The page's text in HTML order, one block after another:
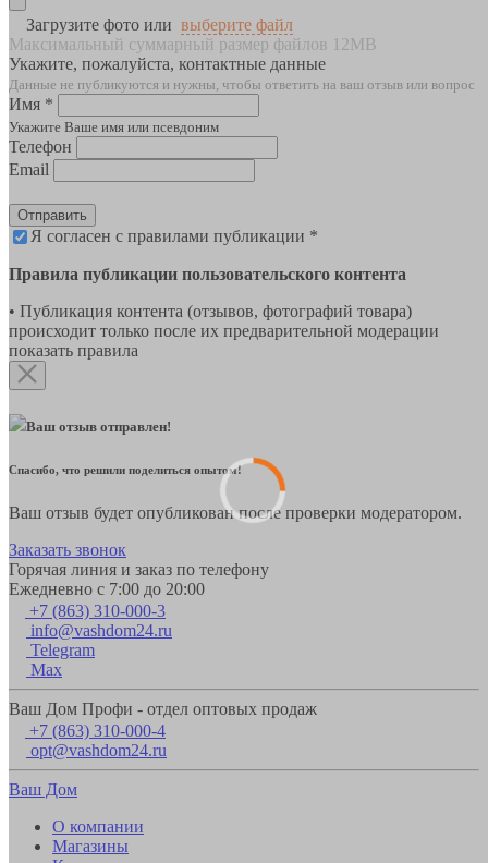
Загрузите фото или выберите файл
Максимальный суммарный размер файлов 12MB
Укажите, пожалуйста, контактные данные
Данные не публикуются и нужны, чтобы ответить на ваш отзыв или вопрос
Имя *
Укажите Ваше имя или псевдоним
Телефон
Email
Отправить
Я согласен с правилами публикации *
Правила публикации пользовательского контента
• Публикация контента (отзывов, фотографий товара)
происходит только после их предварительной модерации
показать правила
Ваш отзыв отправлен!
Спасибо, что решили поделиться опытом!
Ваш отзыв будет опубликован после проверки модератором.
Заказать звонок
Горячая линия и заказ по телефону
Ежедневно с 7:00 до 20:00
+7 (863) 310-000-3
info@vashdom24.ru
Telegram
Max
Ваш Дом Профи - отдел оптовых продаж
+7 (863) 310-000-4
opt@vashdom24.ru
Ваш Дом
О компании
Магазины